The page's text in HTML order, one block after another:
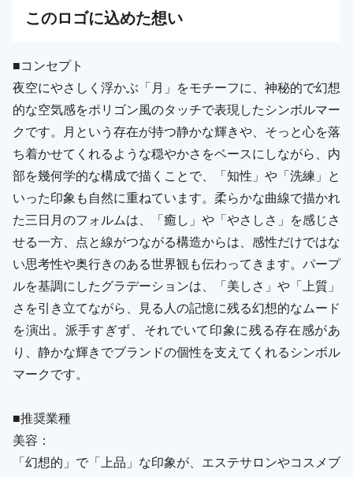
このロゴに込めた想い
■コンセプト
夜空にやさしく浮かぶ「月」をモチーフに、神秘的で幻想
的な空気感をポリゴン風のタッチで表現したシンボルマー
クです。月という存在が持つ静かな輝きや、そっと心を落
ち着かせてくれるような穏やかさをベースにしながら、内
部を幾何学的な構成で描くことで、「知性」や「洗練」と
いった印象も自然に重ねています。柔らかな曲線で描かれ
た三日月のフォルムは、「癒し」や「やさしさ」を感じさ
せる一方、点と線がつながる構造からは、感性だけではな
い思考性や奥行きのある世界観も伝わってきます。パープ
ルを基調にしたグラデーションは、「美しさ」や「上質」
さを引き立てながら、見る人の記憶に残る幻想的なムード
を演出。派手すぎず、それでいて印象に残る存在感があ
り、静かな輝きでブランドの個性を支えてくれるシンボル
マークです。
■推奨業種
美容：
「幻想的」で「上品」な印象が、エステサロンやコスメブ